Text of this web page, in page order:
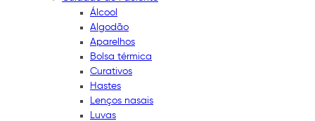
Álcool
Algodão
Aparelhos
Bolsa térmica
Curativos
Hastes
Lenços nasais
Luvas